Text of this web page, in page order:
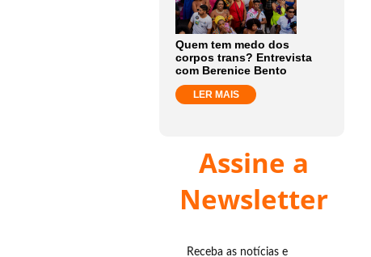
Quem tem medo dos
corpos trans? Entrevista
com Berenice Bento
LER MAIS
Assine a
Newsletter
Receba as notícias e